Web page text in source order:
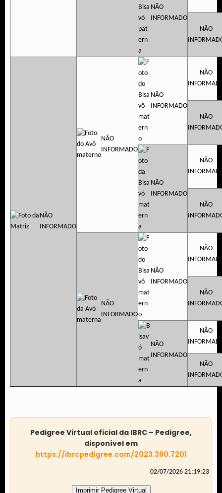
NÃO
INFORMADO
NÃO
NÃO
INFORMADO
NÃO
INFORMADO
NÃO
INFORMADO
NÃO
NÃO
NÃO
INFORMADO
NÃO
NÃO
NÃO
INFORMADO
NÃO
INFORMADO
NÃO
NÃO
NÃO
INFORMADO
NÃO
NÃO
Pedigree Virtual oficial da IBRC – Pedigree,
disponível em
https://ibrcpedigree.com/2023.390.7201
02/07/2026 21:19:23
Imprimir Pedigree Virtual